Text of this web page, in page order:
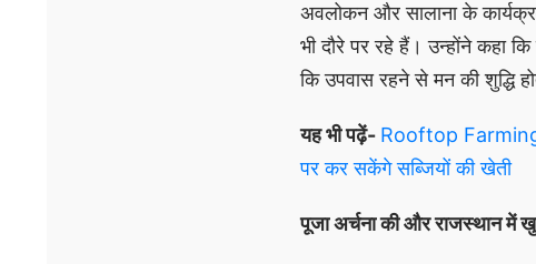
अवलोकन और सालाना के
भी दौरे पर रहे हैं। उन्होंने कहा
कि उपवास रहने से मन की शुद्धि
यह भी पढ़ें- Rooftop Farming
पर कर सकेंगे सब्जियों की खेती
पूजा अर्चना की और राजस्थान में